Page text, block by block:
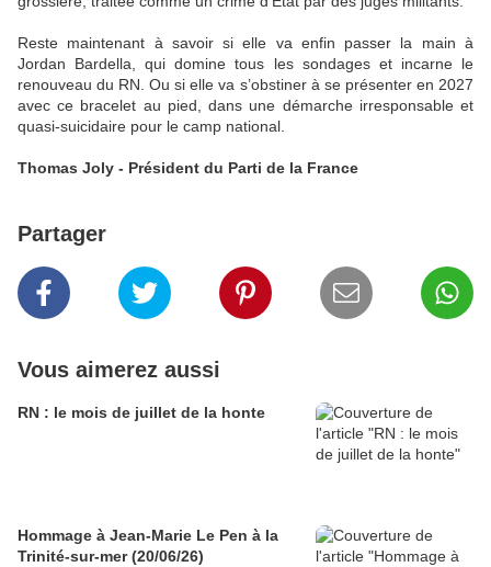
Reste maintenant à savoir si elle va enfin passer la main à
Jordan Bardella, qui domine tous les sondages et incarne le
renouveau du RN. Ou si elle va s’obstiner à se présenter en 2027
avec ce bracelet au pied, dans une démarche irresponsable et
quasi-suicidaire pour le camp national.
Thomas Joly - Président du Parti de la France
Partager
Vous aimerez aussi
RN : le mois de juillet de la honte
Hommage à Jean-Marie Le Pen à la
Trinité-sur-mer (20/06/26)